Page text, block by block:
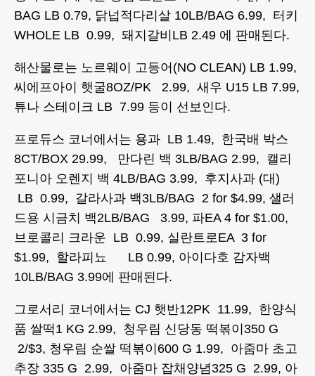
BAG LB 0.79, 닭넙적다리살 10LB/BAG 6.99, 터키
WHOLE LB 0.99, 돼지갈비LB 2.49 에 판매된다.
해산물로는 노르웨이 고등어(NO CLEAN) LB 1.99,
씨에프아이 햇굴8OZ/PK 2.99, 새우 U15 LB 7.99,
튜나 스테이크 LB 7.99 등이 선보인다.
프로듀스 코너에서는 용과 LB 1.49, 한국배 박스
8CT/BOX 29.99, 만다린 백 3LB/BAG 2.99, 캘리
포니아 오렌지 백 4LB/BAG 3.99, 후지사과 (대)
LB 0.99, 갈라사과 백3LB/BAG 2 for $4.99, 샐러
드용 시금치 백2LB/BAG 3.99, 파EA 4 for $1.00,
브로콜리 크라운 LB 0.99, 실란트로EA 3 for
$1.99, 할라피뇨 LB 0.99, 아이다호 감자백
10LB/BAG 3.99에 판매된다.
그로서리 코너에서는 CJ 햇반12PK 11.99, 한양식
품 쌀떡1 KG 2.99, 청우림 신당동 떡볶이350 G
2/$3, 청우림 순쌀 떡볶이600 G 1.99, 아줌마 초고
추장 335 G 2.99, 아줌마 잡채양념325 G 2.99, 아